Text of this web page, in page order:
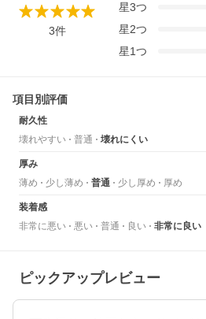
3件
星3つ
星2つ
星1つ
項目別評価
耐久性
壊れやすい
普通 壊れにくい
厚み
薄め
少し薄め 普通 少し厚め 厚め
装着感
非常に悪い
悪い 普通 良い 非常に良い
ピックアップレビュー